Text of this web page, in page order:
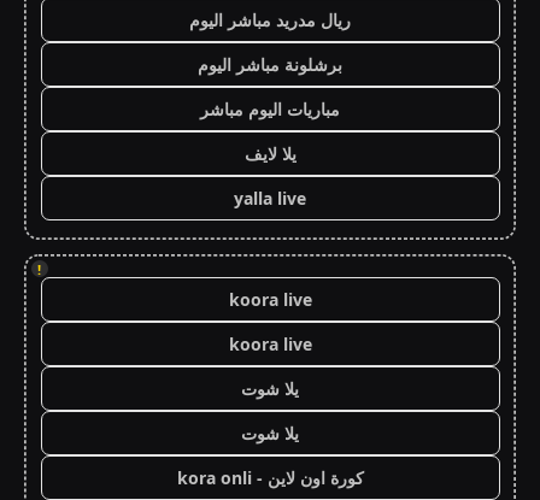
ريال مدريد مباشر اليوم
برشلونة مباشر اليوم
مباريات اليوم مباشر
يلا لايف
yalla live
!
koora live
koora live
يلا شوت
يلا شوت
كورة اون لاين - kora onli